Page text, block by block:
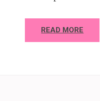
READ MORE